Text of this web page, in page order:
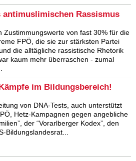
Rassismus
Zustimmungswerte von fast 30% für die
FPÖ, die sie zur stärksten Partei
die alltägliche rassistische Rhetorik
kaum mehr überraschen - zumal
im Bildungsbereich!
von DNA-Tests, auch unterstützt
Hetz-Kampagnen gegen angebliche
der “Vorarlberger Kodex”, den
Bildungslandesrat...